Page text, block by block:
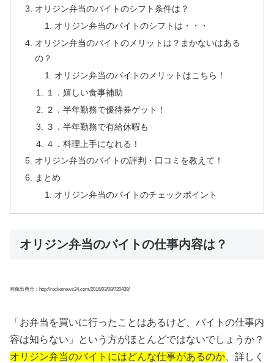
オリジン弁当のバイトのシフト条件は？
オリジン弁当のバイトのシフトは・・・
オリジン弁当のバイトのメリットは？まかないはある
の？
オリジン弁当のバイトのメリットはこちら！
１．嬉しい食事補助
２．半年勤務で優待券ゲット！
３．半年勤務で有給休暇も
４．料理上手になれる！
オリジン弁当のバイトの評判・口コミを教えて！
まとめ
オリジン弁当のバイトのチェックポイント
オリジン弁当のバイトの仕事内容は？
画像出典元：http://rocketnews24.com/2016/03/08/720439/
「お弁当を買いに行ったことはあるけど、バイトの仕事内
容は知らない」という方がほとんどではないでしょうか？
オリジン弁当のバイトにはどんな仕事があるのか 、詳しく